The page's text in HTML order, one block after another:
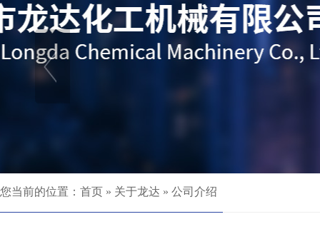
您当前的位置： 首页 » 关于龙达 » 公司介绍